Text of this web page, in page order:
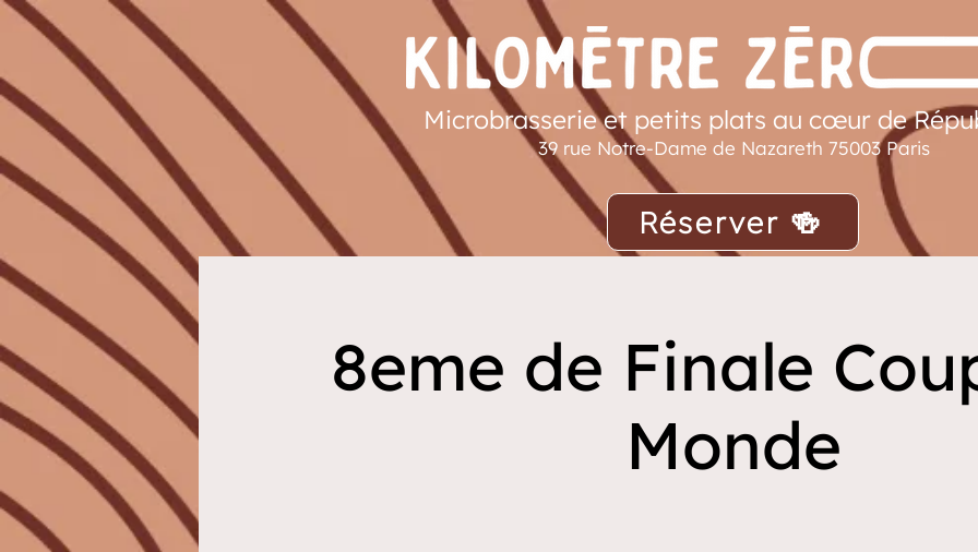
Microbrasserie et petits plats au cœur de
39 rue Notre-Dame de Nazareth 75003 Paris
Réserver 🍻
8eme de Finale
Monde